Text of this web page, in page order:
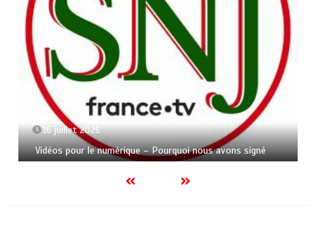
16 juillet 2026
Vidéos pour le numérique – Pourquoi nous avons signé